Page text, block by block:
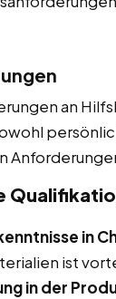
an
in
ist
in der